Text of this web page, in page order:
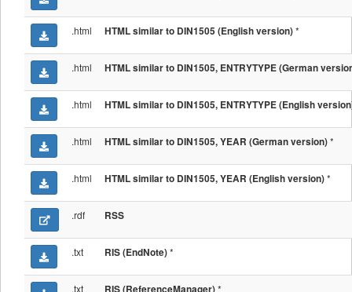
.html HTML similar to DIN1505 (English version)*
.html HTML similar to DIN1505, ENTRYTYPE (German
.html HTML similar to DIN1505, ENTRYTYPE (English
.html HTML similar to DIN1505, YEAR (German version)*
.html HTML similar to DIN1505, YEAR (English version)*
.rdf RSS
.txt RIS (EndNote)*
.txt RIS (ReferenceManager)*